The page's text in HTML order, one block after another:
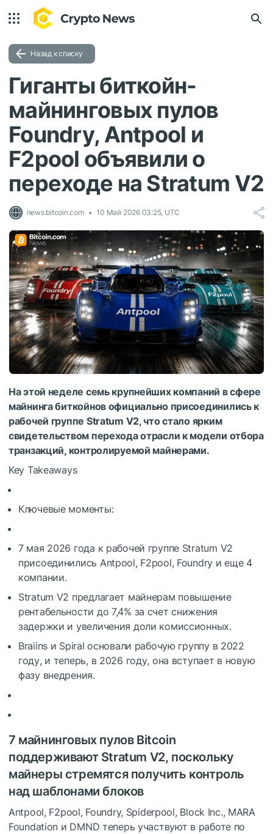
Назад к списку
Гиганты биткойн-
майнинговых пулов
Foundry, Antpool и
F2pool объявили о
переходе на Stratum V2
news.bitcoin.com 10 Май 2026 03:25, UTC
На этой неделе семь крупнейших компаний в сфере
майнинга биткойнов официально присоединились к
рабочей группе Stratum V2, что стало ярким
свидетельством перехода отрасли к модели отбора
транзакций, контролируемой майнерами.
Key Takeaways
Ключевые моменты:
7 мая 2026 года к рабочей группе Stratum V2
присоединились Antpool, F2pool, Foundry и еще 4
компании.
Stratum V2 предлагает майнерам повышение
рентабельности до 7,4% за счет снижения
задержки и увеличения доли комиссионных.
Braiins и Spiral основали рабочую группу в 2022
году, и теперь, в 2026 году, она вступает в новую
фазу внедрения.
7 майнинговых пулов Bitcoin
поддерживают Stratum V2, поскольку
майнеры стремятся получить контроль
над шаблонами блоков
Antpool, F2pool, Foundry, Spiderpool, Block Inc., MARA
Foundation и DMND теперь участвуют в работе по